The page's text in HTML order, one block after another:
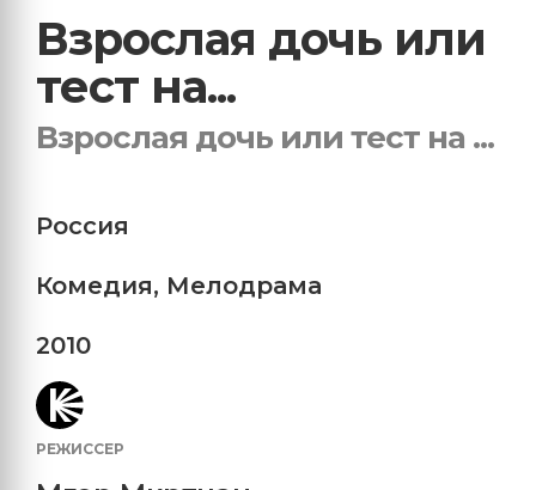
Взрослая дочь или
тест на...
Взрослая дочь или тест на ...
Россия
Комедия, Мелодрама
2010
РЕЖИССЕР